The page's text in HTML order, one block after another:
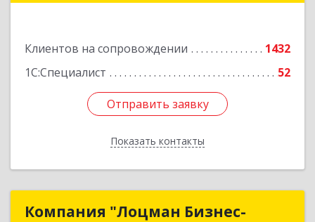
Клиентов на сопровождении
1432
1С:Специалист
52
Отправить заявку
Показать контакты
Отправить заявку
Назад
Компания "Лоцман Бизнес-
Компания "Лоцман Бизнес-